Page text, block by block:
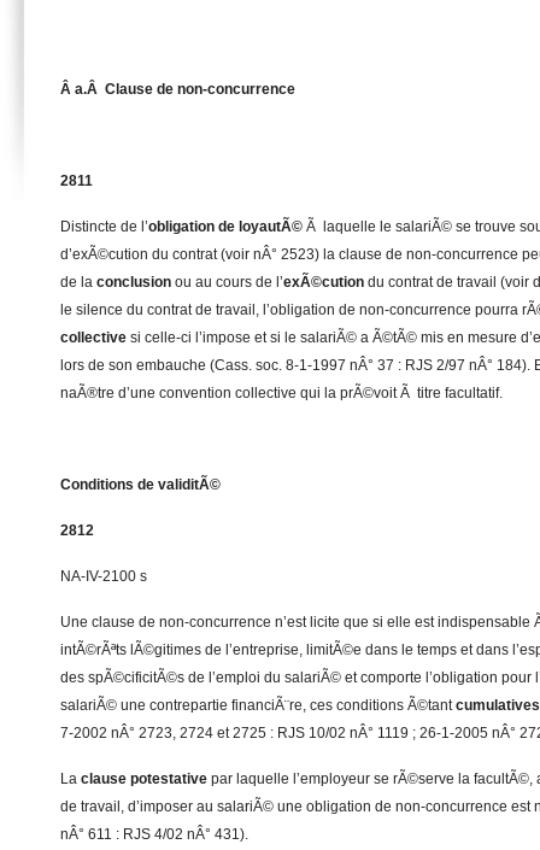
Â a.Â Clause de non-concurrence
2811
Distincte de l’obligation de loyautÃ© Ã laquelle le salariÃ© se trouve
d’exÃ©cution du contrat (voir nÂ° 2523) la clause de non-concurrence
de la conclusion ou au cours de l’exÃ©cution du contrat de travail (voir
le silence du contrat de travail, l’obligation de non-concurrence pourra
collective si celle-ci l’impose et si le salariÃ© a Ã©tÃ© mis en mesure
lors de son embauche (Cass. soc. 8-1-1997 nÂ° 37 : RJS 2/97 nÂ°
naÃ®tre d’une convention collective qui la prÃ©voit Ã titre facultatif.
Conditions de validitÃ©
2812
NA-IV-2100 s
Une clause de non-concurrence n’est licite que si elle est indispensable
intÃ©rÃªts lÃ©gitimes de l’entreprise, limitÃ©e dans le temps et dans
des spÃ©cificitÃ©s de l’emploi du salariÃ© et comporte l’obligation pour
salariÃ© une contrepartie financiÃ¨re, ces conditions Ã©tantcumulatives
7-2002 nÂ° 2723, 2724 et 2725 : RJS 10/02 nÂ° 1119 ; 26-1-2005 nÂ°
La clause potestative par laquelle l’employeur se rÃ©serve la facultÃ©,
de travail, d’imposer au salariÃ© une obligation de non-concurrence est
nÂ° 611 : RJS 4/02 nÂ° 431).